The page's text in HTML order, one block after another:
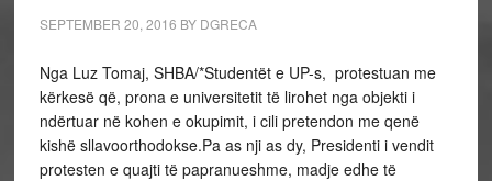
SEPTEMBER 20, 2016 BY DGRECA
Nga Luz Tomaj, SHBA/*Studentët e UP-s, protestuan me
kërkesë që, prona e universitetit të lirohet nga objekti i
ndërtuar në kohen e okupimit, i cili pretendon me qenë
kishë sllavoorthodokse.Pa as nji as dy, Presidenti i vendit
protesten e quajti të papranueshme, madje edhe të